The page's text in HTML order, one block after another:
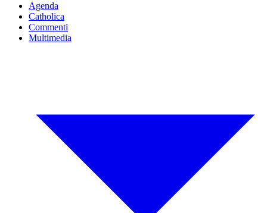
Agenda
Catholica
Commenti
Multimedia